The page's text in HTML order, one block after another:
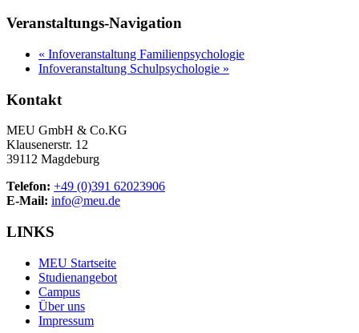
Veranstaltungs-Navigation
« Infoveranstaltung Familienpsychologie
Infoveranstaltung Schulpsychologie »
Kontakt
MEU GmbH & Co.KG
Klausenerstr. 12
39112 Magdeburg
Telefon: +49 (0)391 62023906
E-Mail: info@meu.de
LINKS
MEU Startseite
Studienangebot
Campus
Über uns
Impressum